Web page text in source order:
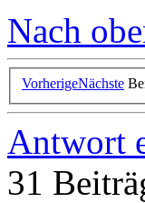
Nach
VorherigeNächste
Antwort
31